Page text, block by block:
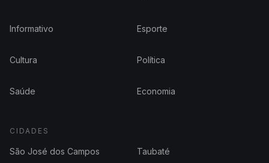
Informativo Esporte
Cultura Política
Saúde Economia
CIDADES
São José dos Campos Taubaté